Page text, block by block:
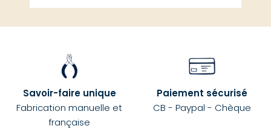
Savoir-faire unique
Fabrication manuelle et
française
Paiement sécurisé
CB - Paypal - Chèque